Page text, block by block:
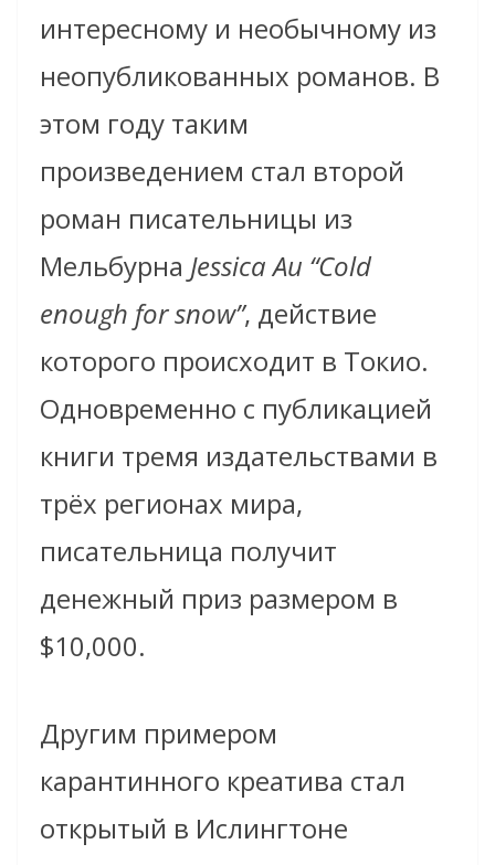
интересному и необычному из
неопубликованных романов. В
этом году таким
произведением стал второй
роман писательницы из
Мельбурна Jessica Au “Cold
enough for snow”, действие
которого происходит в Токио.
Одновременно с публикацией
книги тремя издательствами в
трёх регионах мира,
писательница получит
денежный приз размером в
$10,000.
Другим примером
карантинного креатива стал
открытый в Ислингтоне